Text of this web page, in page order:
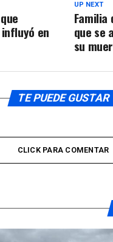
UP NEXT
Familia
que se
su
en
TE PUEDE GUSTAR
CLICK PARA COMENTAR